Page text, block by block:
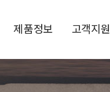
제품정보 고객지원